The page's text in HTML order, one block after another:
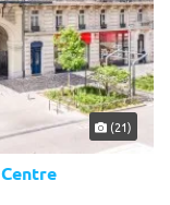
(21)